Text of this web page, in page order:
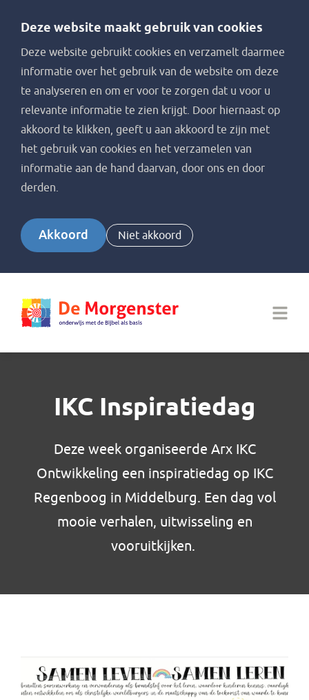
Deze website maakt gebruik van cookies
Deze website gebruikt cookies en verzamelt daarmee
informatie over het gebruik van de website om deze
te analyseren en om er voor te zorgen dat u voor u
relevante informatie te zien krijgt. Door hiernaast op
akkoord te klikken, geeft u aan akkoord te zijn met
het gebruik van cookies en het verzamelen van
informatie aan de hand daarvan, door ons en door
derden.
Akkoord Niet akkoord
IKC Inspiratiedag
Deze week organiseerde Arx IKC
Ontwikkeling een inspiratiedag op IKC
Regenboog in Middelburg. Een dag vol
mooie verhalen, uitwisseling en
vooruitkijken.